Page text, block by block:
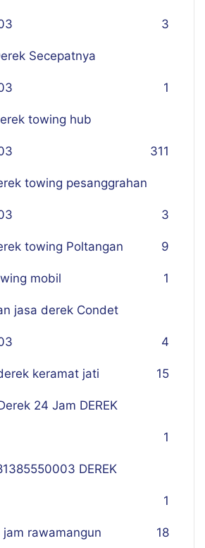
3
Secepatnya
1
towing hub
311
towing pesanggrahan
3
towing Poltangan 9
mobil 1
jasa derek Condet
4
keramat jati 15
24 Jam DEREK
1
DEREK
1
rawamangun 18